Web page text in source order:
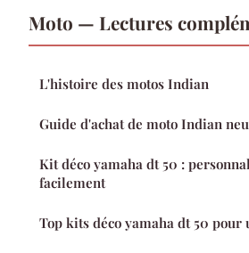
Moto — Lectures
L'histoire des motos Indian
Guide d'achat de moto Indian
Kit déco yamaha dt 50 :
facilement
Top kits déco yamaha dt 50 pour